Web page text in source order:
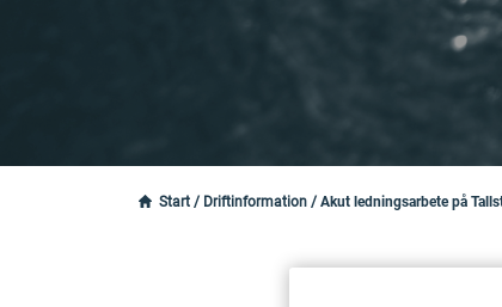
Start / Driftinformation / Akut ledningsarbete på